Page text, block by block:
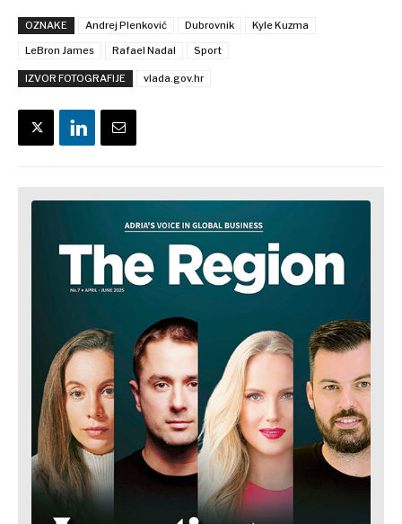
OZNAKE Andrej Plenković Dubrovnik
Kyle Kuzma
LeBron James
Rafael Nadal Sport
IZVOR FOTOGRAFIJE vlada.gov.hr